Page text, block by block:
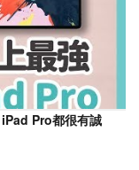
Pro都很有誠